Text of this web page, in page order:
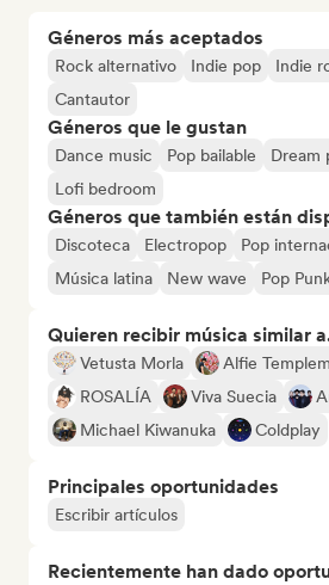
Géneros más aceptados
Rock alternativo Indie pop Indie
Cantautor
Géneros que le gustan
Dance music Pop bailable Dream
Lofi bedroom
Géneros que también están
Discoteca Electropop
Pop
Música latina
New wave Pop
Quieren recibir música similar
Vetusta Morla Alfie
ROSALÍA
Viva Suecia
Michael Kiwanuka
Coldplay
Principales oportunidades
Escribir artículos
Recientemente han dado